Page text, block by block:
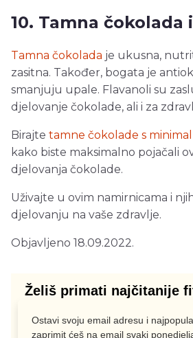
10. Tamna čokolada
Tamna čokolada je ukusna,
zasitna. Također, bogata je
smanjuju upale. Flavanoli su
djelovanje čokolade, ali i za
Birajte tamne čokolade s
kako biste maksimalno pojačali
djelovanja čokolade.
Uživajte u ovim namirnicama i
djelovanju na vaše zdravlje.
Objavljeno 18.09.2022.